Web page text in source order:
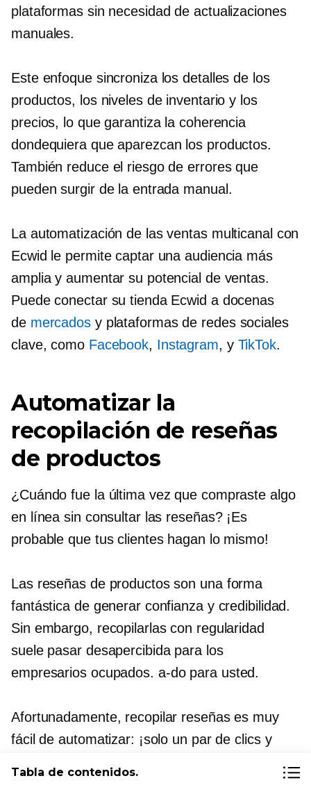
plataformas sin necesidad de actualizaciones
manuales.
Este enfoque sincroniza los detalles de los
productos, los niveles de inventario y los
precios, lo que garantiza la coherencia
dondequiera que aparezcan los productos.
También reduce el riesgo de errores que
pueden surgir de la entrada manual.
La automatización de las ventas multicanal con
Ecwid le permite captar una audiencia más
amplia y aumentar su potencial de ventas.
Puede conectar su tienda Ecwid a docenas
de mercadosy plataformas de redes sociales
clave, como Facebook, Instagram, y TikTok.
Automatizar la
recopilación de reseñas
de productos
¿Cuándo fue la última vez que compraste algo
en línea sin consultar las reseñas? ¡Es
probable que tus clientes hagan lo mismo!
Las reseñas de productos son una forma
fantástica de generar confianza y credibilidad.
Sin embargo, recopilarlas con regularidad
suele pasar desapercibida para los
empresarios ocupados. a-dopara usted.
Afortunadamente, recopilar reseñas es muy
fácil de automatizar: ¡solo un par de clics y
Tabla de contenidos.